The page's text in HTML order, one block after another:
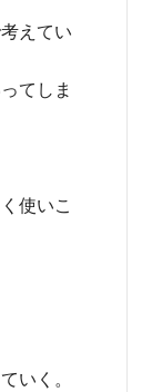
えてい
てしま
使いこ
いく。